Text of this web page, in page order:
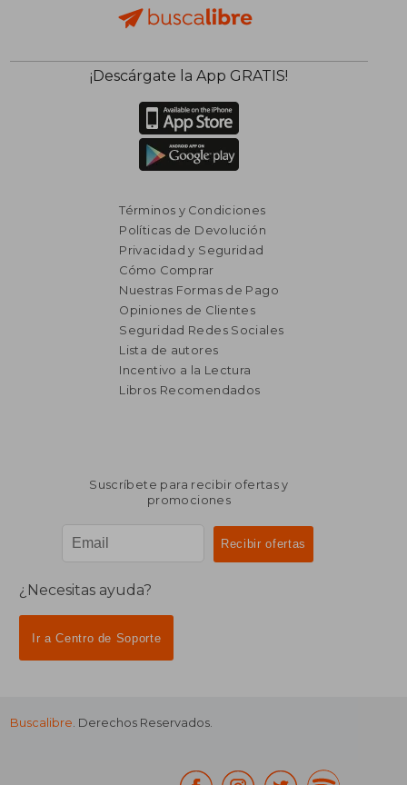
₡ 23.653
¡Descárgate la App GRATIS!
Términos y Condiciones
Políticas de Devolución
Privacidad y Seguridad
Cómo Comprar
Nuestras Formas de Pago
Opiniones de Clientes
Seguridad Redes Sociales
Lista de autores
Incentivo a la Lectura
Libros Recomendados
Suscríbete para recibir ofertas y
promociones
¿Necesitas ayuda?
Ir a Centro de Soporte
Buscalibre. Derechos Reservados.